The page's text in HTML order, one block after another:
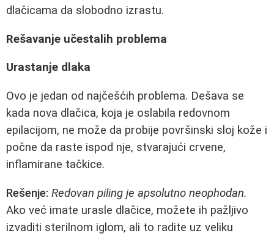
dlačicama da slobodno izrastu.
Rešavanje učestalih problema
Urastanje dlaka
Ovo je jedan od najčešćih problema. Dešava se
kada nova dlačica, koja je oslabila redovnom
epilacijom, ne može da probije površinski sloj kože i
počne da raste ispod nje, stvarajući crvene,
inflamirane tačkice.
Rešenje: Redovan piling je apsolutno neophodan.
Ako već imate urasle dlačice, možete ih pažljivo
izvaditi sterilnom iglom, ali to radite uz veliku